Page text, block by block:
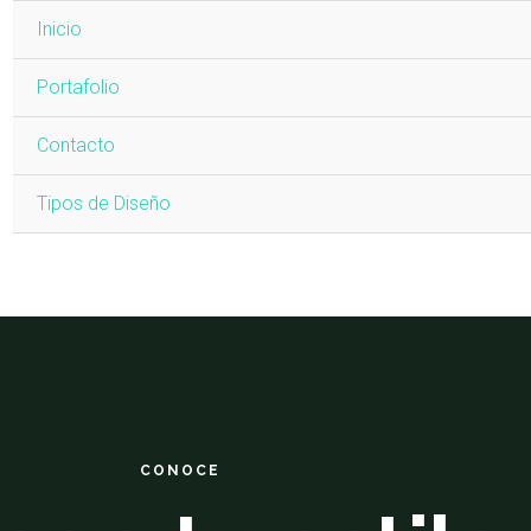
Inicio
Portafolio
Contacto
Tipos de Diseño
CONOCE